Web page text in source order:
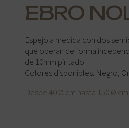
EBRO
Espejo a medida con dos
que operan de forma
de 10mm pintado
Colores disponibles: Negro,
Desde 40 Ø cm hasta 150 Ø cm